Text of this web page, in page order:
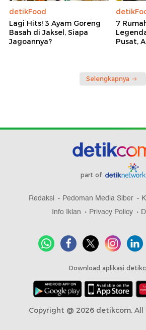
detikFood
Lagi Hits! 3 Ayam Goreng
Basah di Jaksel, Siapa
Jagoannya?
7
Pusat,
Selengkapnya
part of
Redaksi Pedoman Media Siber
Info Iklan
Privacy Policy
Download aplikasi
Copyright @ 2026 detikcom,